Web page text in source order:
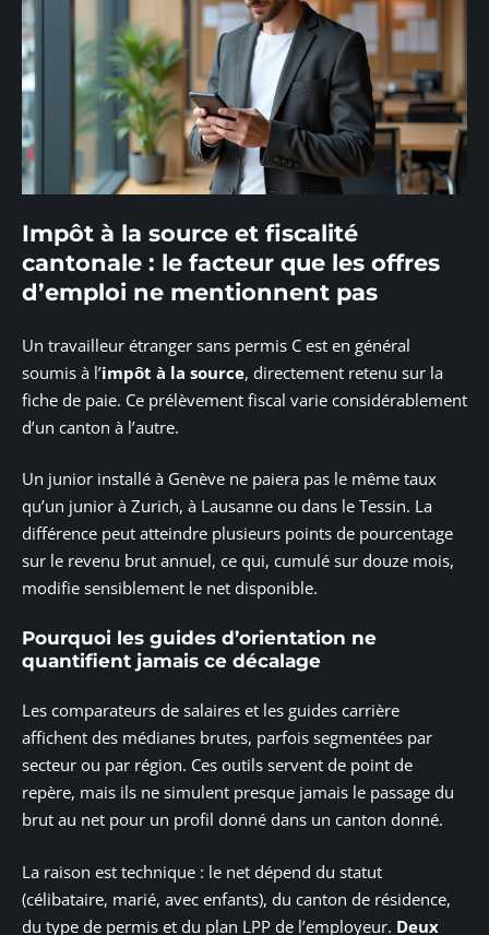
Impôt à la source et fiscalité
cantonale : le facteur que les offres
d’emploi ne mentionnent pas
Un travailleur étranger sans permis C est en général
soumis à l’impôt à la source, directement retenu sur la
fiche de paie. Ce prélèvement fiscal varie considérablement
d’un canton à l’autre.
Un junior installé à Genève ne paiera pas le même taux
qu’un junior à Zurich, à Lausanne ou dans le Tessin. La
différence peut atteindre plusieurs points de pourcentage
sur le revenu brut annuel, ce qui, cumulé sur douze mois,
modifie sensiblement le net disponible.
Pourquoi les guides d’orientation ne
quantifient jamais ce décalage
Les comparateurs de salaires et les guides carrière
affichent des médianes brutes, parfois segmentées par
secteur ou par région. Ces outils servent de point de
repère, mais ils ne simulent presque jamais le passage du
brut au net pour un profil donné dans un canton donné.
La raison est technique : le net dépend du statut
(célibataire, marié, avec enfants), du canton de résidence,
du type de permis et du plan LPP de l’employeur. Deux